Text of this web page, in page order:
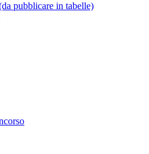
pubblicare in tabelle)